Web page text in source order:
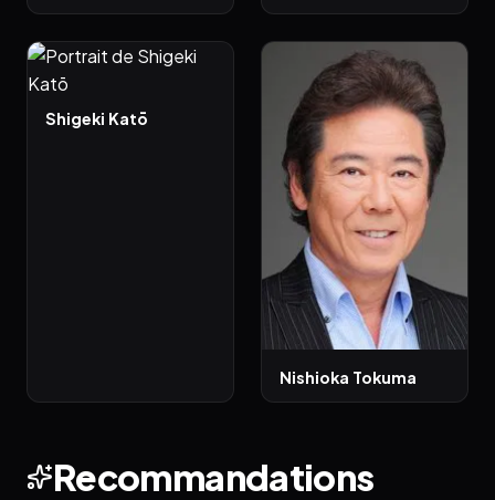
Shigeki Katō
Nishioka Tokuma
Recommandations